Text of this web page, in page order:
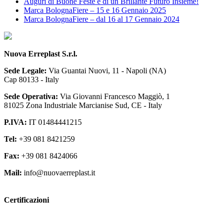
Marca BolognaFiere – 15 e 16 Gennaio 2025
Marca BolognaFiere – dal 16 al 17 Gennaio 2024
Nuova Erreplast S.r.l.
Sede Legale: Via Guantai Nuovi, 11 - Napoli (NA)
Cap 80133 - Italy
Sede Operativa: Via Giovanni Francesco Maggiò, 1
81025 Zona Industriale Marcianise Sud, CE - Italy
P.IVA: IT 01484441215
Tel: +39 081 8421259
Fax: +39 081 8424066
Mail: info@nuovaerreplast.it
Certificazioni